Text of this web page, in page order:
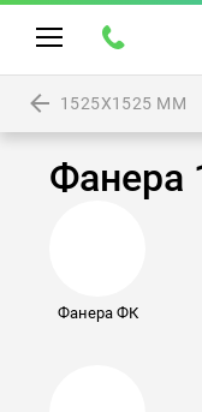
1525Х1525 ММ
Фанера
Фанера ФК